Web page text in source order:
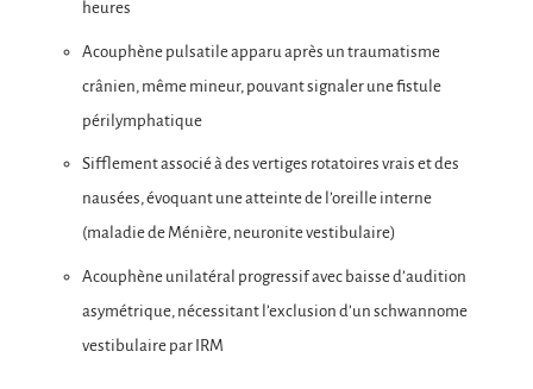
heures
Acouphène pulsatile apparu après un traumatisme
crânien, même mineur, pouvant signaler une fistule
périlymphatique
Sifflement associé à des vertiges rotatoires vrais et des
nausées, évoquant une atteinte de l’oreille interne
(maladie de Ménière, neuronite vestibulaire)
Acouphène unilatéral progressif avec baisse d’audition
asymétrique, nécessitant l’exclusion d’un schwannome
vestibulaire par IRM